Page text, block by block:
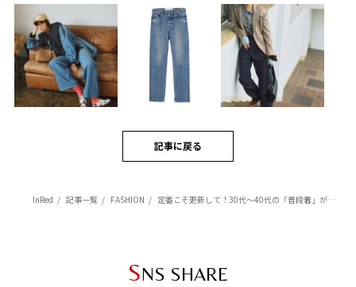
記事に戻る
InRed 記事一覧 FASHION 定番こそ更新して！30代～40代の「普段着」がランクアップする大人カジュアルデニム3選
SNS SHARE